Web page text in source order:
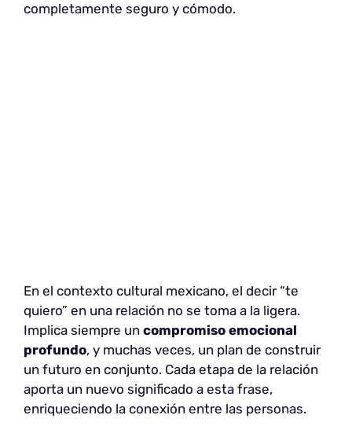
completamente seguro y cómodo.
En el contexto cultural mexicano, el decir “te
quiero” en una relación no se toma a la ligera.
Implica siempre un compromiso emocional
profundo, y muchas veces, un plan de construir
un futuro en conjunto. Cada etapa de la relación
aporta un nuevo significado a esta frase,
enriqueciendo la conexión entre las personas.